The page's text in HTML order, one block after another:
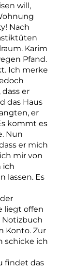
will,
Nach
Karim
Pfand.
Ich merke
er
das Haus
er
kommt es
Nun
er mich
mir von
ich
lassen. Es
liegt offen
Notizbuch
Konto. Zur
schicke ich
findet das